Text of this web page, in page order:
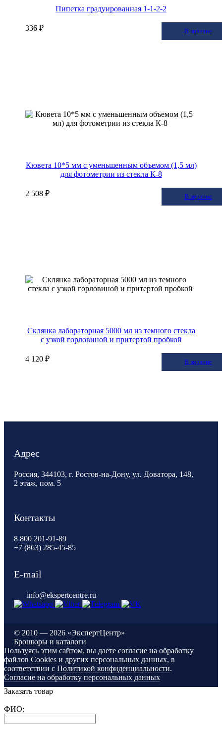
Пипетка градуированная 1-1-2-2
В корзину
В корзине
336 ₽
Кювета 10*5 мм с уменьшенным объемом (1,5 мл)
для фотометрии из стекла К-8
В корзину
В корзине
2 508 ₽
Склянка лабораторная 5000 мл из темного стекла
с узкой горловиной и притертой пробкой
В корзину
В корзине
4 120 ₽
Адрес
Россия, 344103, г. Ростов-на-Дону, ул. Доватора, 148,
2 этаж, пом. 5
Контакты
8 800 201-91-89
+7 (863) 285-45-85
E-mail
info@ekspertcentre.ru
© 2010 — 2026 «ЭкспертЦентр»
Брошюры и каталоги
Пользуясь этим сайтом, вы даете согласие на обработку
файлов Cookies и других персональных данных, в
соответствии с Политикой конфиденциальности.
Согласие на обработку персональных данных
Заказать товар
ФИО: